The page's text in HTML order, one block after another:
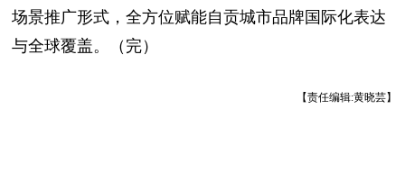
场景推广形式，全方位赋能自贡城市品牌国际化表达
与全球覆盖。（完）
【责任编辑:黄晓芸】